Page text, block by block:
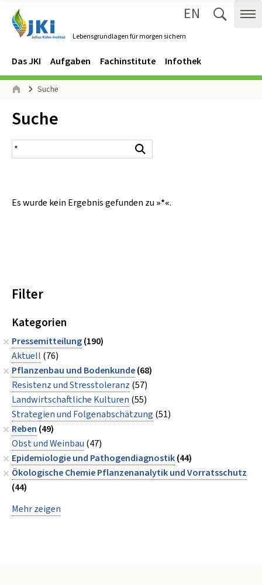
Lebensgrundlagen für morgen sichern
EN
Navigation
Hauptmenü
Das JKI Aufgaben Fachinstitute Infothek
Seitenpfad
Suche
Inhalt:
Suche
Suchergebnis
Es wurde kein Ergebnis gefunden zu »*«.
Filter
Kategorien
Pressemitteilung(190)
Aktuell (76)
Pflanzenbau und Bodenkunde(68)
Resistenz und Stresstoleranz (57)
Landwirtschaftliche Kulturen (55)
Strategien und Folgenabschätzung (51)
Reben (49)
Obst und Weinbau (47)
Epidemiologie und Pathogendiagnostik(44)
Ökologische Chemie Pflanzenanalytik und Vorratsschutz
(44)
Mehr zeigen